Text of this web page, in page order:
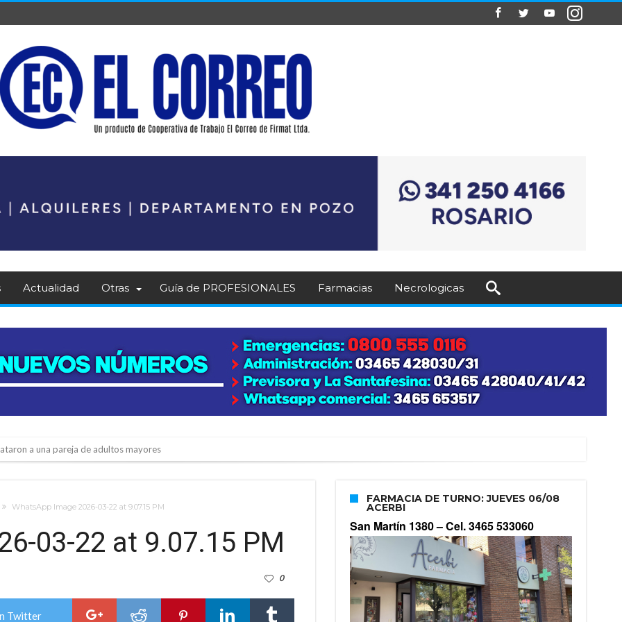
Actualidad Otras Guía de PROFESIONALES Farmacias Necrologicas
a una pareja de adultos mayores
la Expo Dose
WhatsApp Image 2026-03-22 at 9.07.15 PM
03-22 at 9.07.15 PM
0
Twitter
FARMACIA DE TURNO: JUEVES 06/08
ACERBI
San Martín 1380 –Cel. 3465 533060